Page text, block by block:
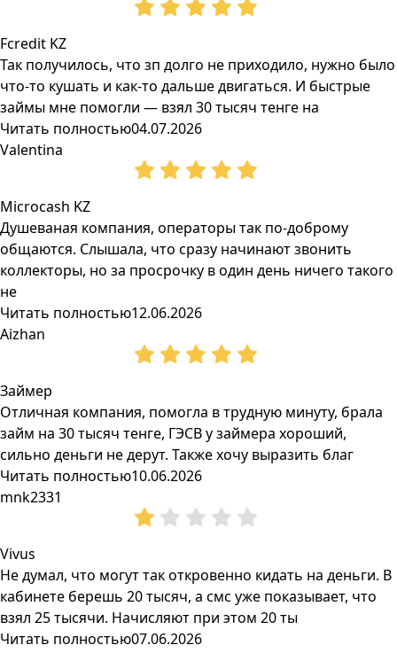
Fcredit KZ
Так получилось, что зп долго не приходило, нужно было
что-то кушать и как-то дальше двигаться. И быстрые
займы мне помогли — взял 30 тысяч тенге на
Читать полностью04.07.2026
Valentina
Microcash KZ
Душеваная компания, операторы так по-доброму
общаются. Слышала, что сразу начинают звонить
коллекторы, но за просрочку в один день ничего такого
не
Читать полностью12.06.2026
Aizhan
Займер
Отличная компания, помогла в трудную минуту, брала
займ на 30 тысяч тенге, ГЭСВ у займера хороший,
сильно деньги не дерут. Также хочу выразить благ
Читать полностью10.06.2026
mnk2331
Vivus
Не думал, что могут так откровенно кидать на деньги. В
кабинете берешь 20 тысяч, а смс уже показывает, что
взял 25 тысячи. Начисляют при этом 20 ты
Читать полностью07.06.2026